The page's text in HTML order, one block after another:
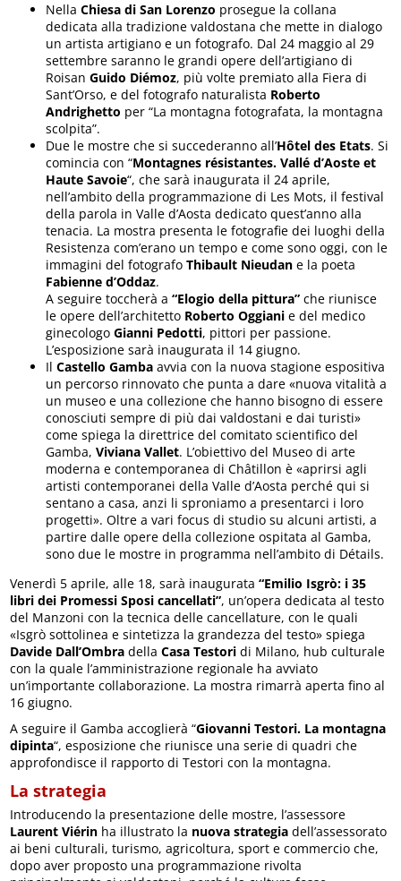
Nella Chiesa di San Lorenzo prosegue la collana
dedicata alla tradizione valdostana che mette in dialogo
un artista artigiano e un fotografo. Dal 24 maggio al 29
settembre saranno le grandi opere dell’artigiano di
Roisan Guido Diémoz, più volte premiato alla Fiera di
Sant’Orso, e del fotografo naturalista Roberto
Andrighetto per “La montagna fotografata, la montagna
scolpita”.
Due le mostre che si succederanno all’Hôtel des Etats. Si
comincia con “Montagnes résistantes. Vallé d’Aoste et
Haute Savoie“, che sarà inaugurata il 24 aprile,
nell’ambito della programmazione di Les Mots, il festival
della parola in Valle d’Aosta dedicato quest’anno alla
tenacia. La mostra presenta le fotografie dei luoghi della
Resistenza com’erano un tempo e come sono oggi, con le
immagini del fotografo Thibault Nieudan e la poeta
Fabienne d’Oddaz.
A seguire toccherà a “Elogio della pittura” che riunisce
le opere dell’architetto Roberto Oggiani e del medico
ginecologo Gianni Pedotti, pittori per passione.
L’esposizione sarà inaugurata il 14 giugno.
IlCastello Gamba avvia con la nuova stagione espositiva
un percorso rinnovato che punta a dare «nuova vitalità a
un museo e una collezione che hanno bisogno di essere
conosciuti sempre di più dai valdostani e dai turisti»
come spiega la direttrice del comitato scientifico del
Gamba,Viviana Vallet. L’obiettivo del Museo di arte
moderna e contemporanea di Châtillon è «aprirsi agli
artisti contemporanei della Valle d’Aosta perché qui si
sentano a casa, anzi li sproniamo a presentarci i loro
progetti». Oltre a vari focus di studio su alcuni artisti, a
partire dalle opere della collezione ospitata al Gamba,
sono due le mostre in programma nell’ambito di Détails.
Venerdì 5 aprile, alle 18, sarà inaugurata “Emilio Isgrò: i 35
libri dei Promessi Sposi cancellati”, un’opera dedicata al testo
del Manzoni con la tecnica delle cancellature, con le quali
«Isgrò sottolinea e sintetizza la grandezza del testo» spiega
Davide Dall’Ombra della Casa Testori di Milano, hub culturale
con la quale l’amministrazione regionale ha avviato
un’importante collaborazione. La mostra rimarrà aperta fino al
16 giugno.
A seguire il Gamba accoglierà “Giovanni Testori. La montagna
dipinta“, esposizione che riunisce una serie di quadri che
approfondisce il rapporto di Testori con la montagna.
La strategia
Introducendo la presentazione delle mostre, l’assessore
Laurent Viérin ha illustrato la nuova strategia dell’assessorato
ai beni culturali, turismo, agricoltura, sport e commercio che,
dopo aver proposto una programmazione rivolta